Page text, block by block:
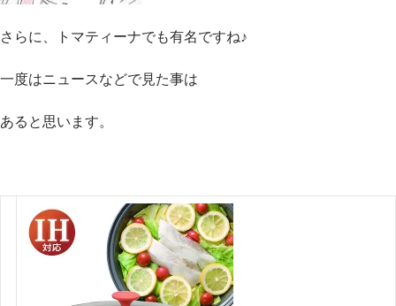
さらに、トマティーナでも有名ですね♪
一度はニュースなどで見た事は
あると思います。